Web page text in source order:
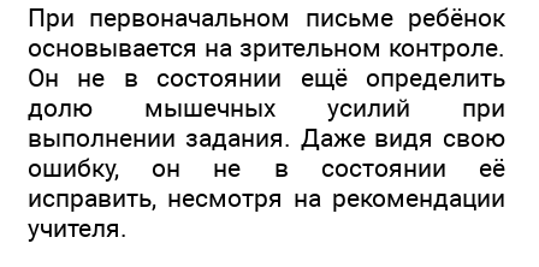
При первоначальном письме ребёнок
основывается на зрительном контроле.
Он не в состоянии ещё определить
долю мышечных усилий при
выполнении задания. Даже видя свою
ошибку, он не в состоянии её
исправить, несмотря на рекомендации
учителя.